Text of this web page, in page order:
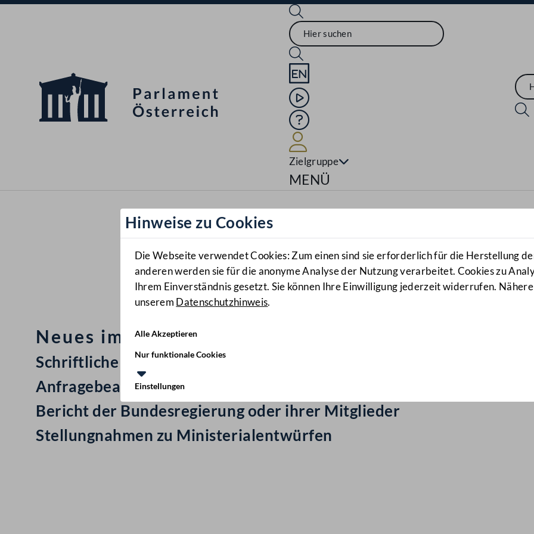
Sprache English
Mediathek
Hilfe
Zielgruppe
Navigationsmenü öffnen
MENÜ
Hinweise zu Cookies
Die Webseite verwendet Cookies: Zum einen sind sie erforderlich für die Herstellung
anderen werden sie für die anonyme Analyse der Nutzung verarbeitet. Cookies zu
Ihrem Einverständnis gesetzt. Sie können Ihre Einwilligung jederzeit widerrufen.
unserem Datenschutzhinweis.
Alle Akzeptieren
Nur funktionale Cookies
Einstellungen
Neues im Nationalrat: Mail Nr: 279
Schriftliche Anfrage
Anfragebeantwortung
Bericht der Bundesregierung oder ihrer Mitglieder
Stellungnahmen zu Ministerialentwürfen